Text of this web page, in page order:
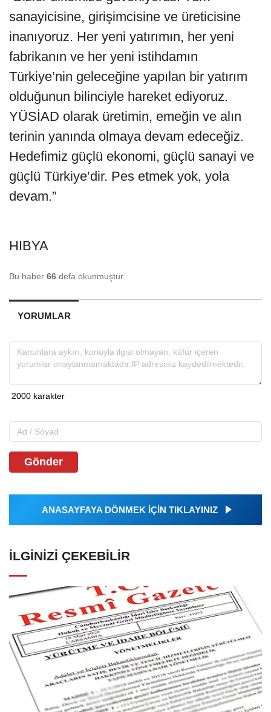
sanayicisine, girişimcisine ve üreticisine
inanıyoruz. Her yeni yatırımın, her yeni
fabrikanın ve her yeni istihdamın
Türkiye’nin geleceğine yapılan bir yatırım
olduğunun bilinciyle hareket ediyoruz.
YÜSİAD olarak üretimin, emeğin ve alın
terinin yanında olmaya devam edeceğiz.
Hedefimiz güçlü ekonomi, güçlü sanayi ve
güçlü Türkiye’dir. Pes etmek yok, yola
devam.”
HIBYA
Bu haber 66 defa okunmuştur.
YORUMLAR
Gönder
ANASAYFAYA DÖNMEK İÇİN TIKLAYINIZ
İLGINIZI ÇEKEBILIR